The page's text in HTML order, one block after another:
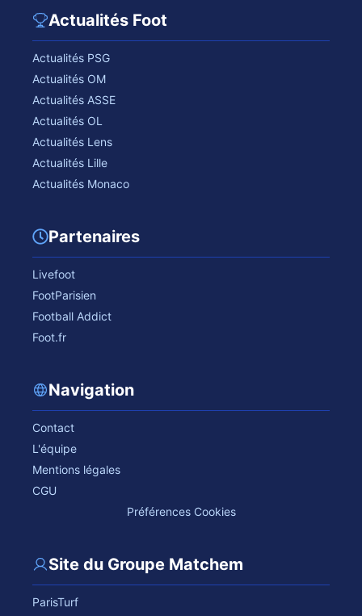
Actualités Foot
Actualités PSG
Actualités OM
Actualités ASSE
Actualités OL
Actualités Lens
Actualités Lille
Actualités Monaco
Partenaires
Livefoot
FootParisien
Football Addict
Foot.fr
Navigation
Contact
L'équipe
Mentions légales
CGU
Préférences Cookies
Site du Groupe Matchem
ParisTurf